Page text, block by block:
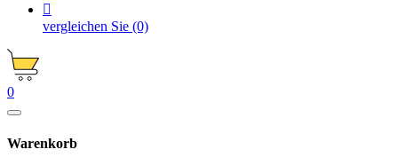

vergleichen Sie (0)
0
Warenkorb